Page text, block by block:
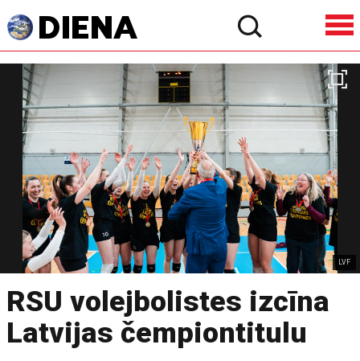
LVF
RSU volejbolistes izcīna
Latvijas čempiontitulu